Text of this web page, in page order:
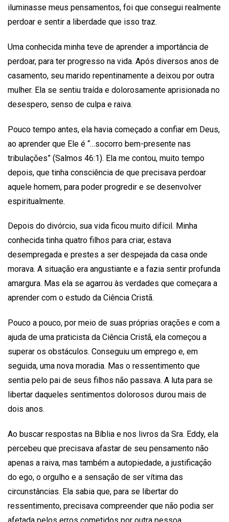
iluminasse meus pensamentos, foi que consegui realmente
perdoar e sentir a liberdade que isso traz.
Uma conhecida minha teve de aprender a importância de
perdoar, para ter progresso na vida. Após diversos anos de
casamento, seu marido repentinamente a deixou por outra
mulher. Ela se sentiu traída e dolorosamente aprisionada no
desespero, senso de culpa e raiva.
Pouco tempo antes, ela havia começado a confiar em Deus,
ao aprender que Ele é “…socorro bem-presente nas
tribulações” (Salmos 46:1). Ela me contou, muito tempo
depois, que tinha consciência de que precisava perdoar
aquele homem, para poder progredir e se desenvolver
espiritualmente.
Depois do divórcio, sua vida ficou muito difícil. Minha
conhecida tinha quatro filhos para criar, estava
desempregada e prestes a ser despejada da casa onde
morava. A situação era angustiante e a fazia sentir profunda
amargura. Mas ela se agarrou às verdades que começara a
aprender com o estudo da Ciência Cristã.
Pouco a pouco, por meio de suas próprias orações e com a
ajuda de uma praticista da Ciência Cristã, ela começou a
superar os obstáculos. Conseguiu um emprego e, em
seguida, uma nova moradia. Mas o ressentimento que
sentia pelo pai de seus filhos não passava. A luta para se
libertar daqueles sentimentos dolorosos durou mais de
dois anos.
Ao buscar respostas na Bíblia e nos livros da Sra. Eddy, ela
percebeu que precisava afastar de seu pensamento não
apenas a raiva, mas também a autopiedade, a justificação
do ego, o orgulho e a sensação de ser vítima das
circunstâncias. Ela sabia que, para se libertar do
ressentimento, precisava compreender que não podia ser